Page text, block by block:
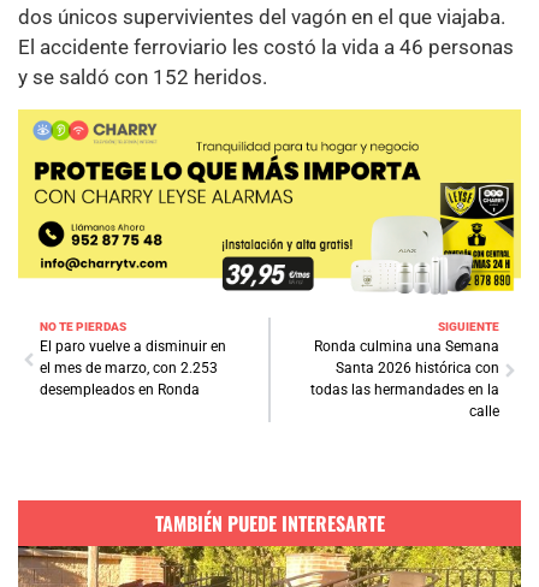
dos únicos supervivientes del vagón en el que viajaba.
El accidente ferroviario les costó la vida a 46 personas
y se saldó con 152 heridos.
NO TE PIERDAS
El paro vuelve a disminuir en
el mes de marzo, con 2.253
desempleados en Ronda
SIGUIENTE
Ronda culmina una Semana
Santa 2026 histórica con
todas las hermandades en la
calle
TAMBIÉN PUEDE INTERESARTE